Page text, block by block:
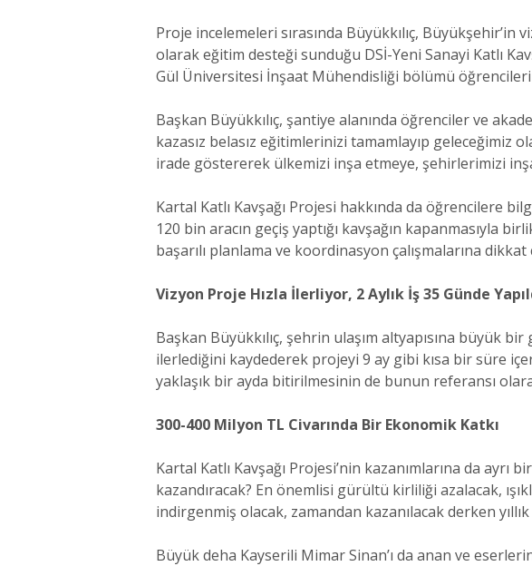
Proje incelemeleri sırasında Büyükkılıç,
olarak eğitim desteği sunduğu DSİ-Yeni Sanayi Katlı
Gül Üniversitesi İnşaat Mühendisliği bölümü
Başkan Büyükkılıç, şantiye alanında öğrenciler ve
kazasız belasız eğitimlerinizi tamamlayıp geleceğimiz
irade göstererek ülkemizi inşa etmeye, şehirlerimizi
Kartal Katlı Kavşağı Projesi hakkında da öğrencilere
120 bin aracın geçiş yaptığı kavşağın kapanmasıyla
başarılı planlama ve koordinasyon çalışmalarına dikkat
Vizyon Proje Hızla İlerliyor, 2 Aylık İş 35 Günde
Başkan Büyükkılıç, şehrin ulaşım altyapısına büyük bir
ilerlediğini kaydederek projeyi 9 ay gibi kısa bir süre
yaklaşık bir ayda bitirilmesinin de bunun referansı
300-400 Milyon TL Civarında Bir Ekonomik Katkı
Kartal Katlı Kavşağı Projesi’nin kazanımlarına da ayrı
kazandıracak? En önemlisi gürültü kirliliği azalacak,
indirgenmiş olacak, zamandan kazanılacak derken
Büyük deha Kayserili Mimar Sinan’ı da anan ve